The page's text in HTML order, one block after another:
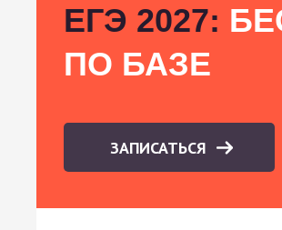
ЕГЭ 2027:
ПО БАЗЕ
ЗАПИСАТЬСЯ